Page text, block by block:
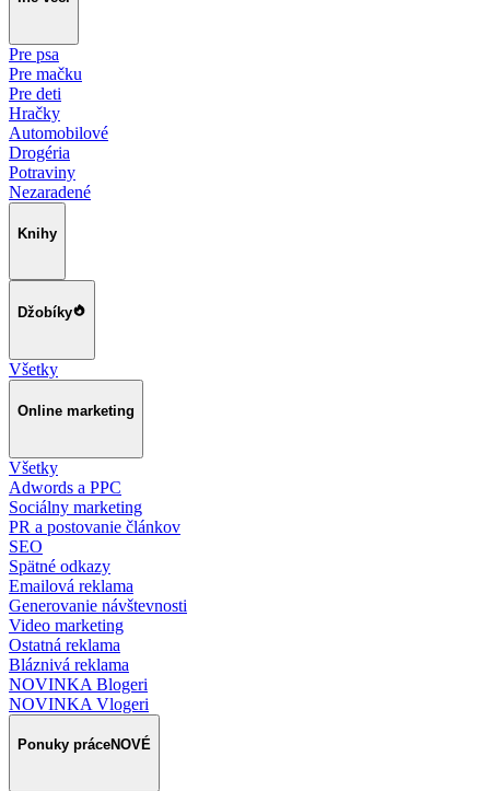
Pre psa
Pre mačku
Pre deti
Hračky
Automobilové
Drogéria
Potraviny
Nezaradené
Knihy
Džobíky
Všetky
Online marketing
Všetky
Adwords a PPC
Sociálny marketing
PR a postovanie článkov
SEO
Spätné odkazy
Emailová reklama
Generovanie návštevnosti
Video marketing
Ostatná reklama
Bláznivá reklama
NOVINKA Blogeri
NOVINKA Vlogeri
Ponuky práceNOVÉ